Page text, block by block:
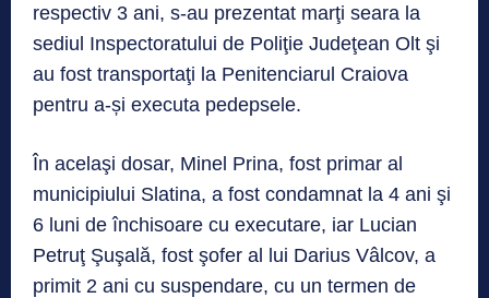
respectiv 3 ani, s-au prezentat marţi seara la
sediul Inspectoratului de Poliţie Judeţean Olt şi
au fost transportaţi la Penitenciarul Craiova
pentru a-și executa pedepsele.
În acelaşi dosar, Minel Prina, fost primar al
municipiului Slatina, a fost condamnat la 4 ani şi
6 luni de închisoare cu executare, iar Lucian
Petruţ Şuşală, fost şofer al lui Darius Vâlcov, a
primit 2 ani cu suspendare, cu un termen de